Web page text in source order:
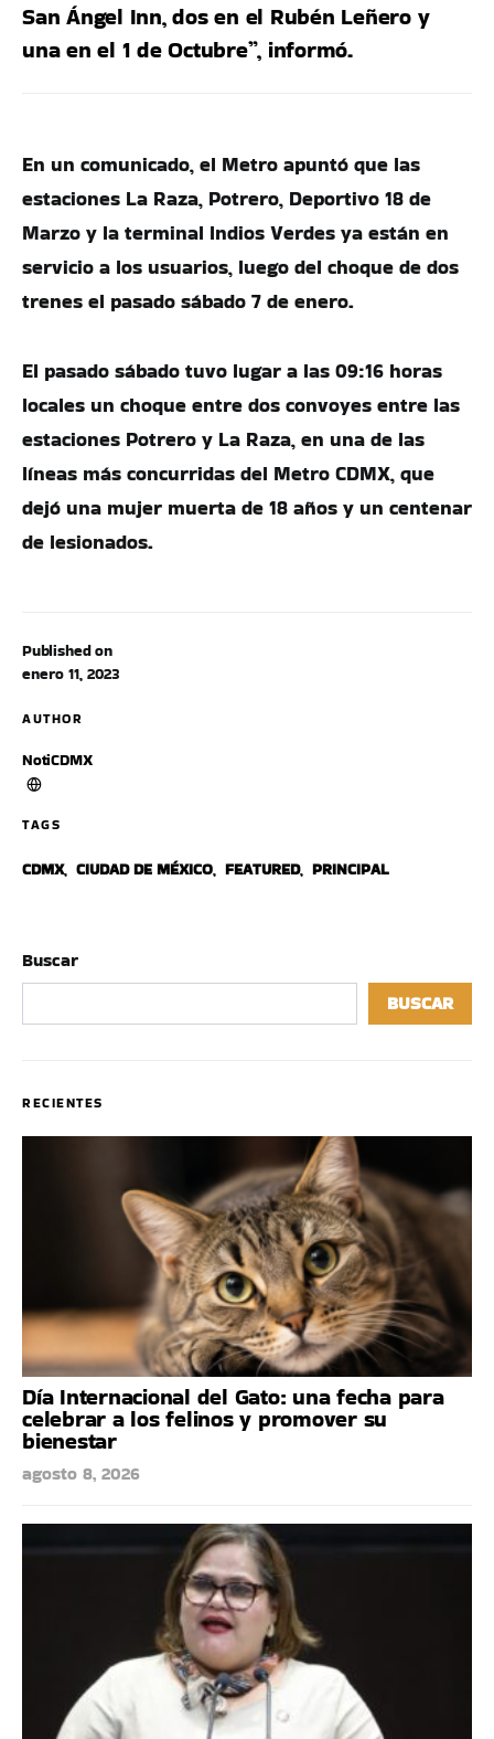
Published on
enero 11, 2023
AUTHOR
NotiCDMX
TAGS
CDMX, CIUDAD DE MÉXICO, FEATURED, PRINCIPAL
San Ángel Inn, dos en el Rubén Leñero y
una en el 1 de Octubre”, informó.
En un comunicado, el Metro apuntó que las
estaciones La Raza, Potrero, Deportivo 18 de
Marzo y la terminal Indios Verdes ya están en
servicio a los usuarios, luego del choque de dos
trenes el pasado sábado 7 de enero.
El pasado sábado tuvo lugar a las 09:16 horas
locales un choque entre dos convoyes entre las
estaciones Potrero y La Raza, en una de las
líneas más concurridas del Metro CDMX, que
dejó una mujer muerta de 18 años y un centenar
de lesionados.
Buscar
BUSCAR
RECIENTES
Día Internacional del Gato: una fecha para
celebrar a los felinos y promover su
bienestar
agosto 8, 2026